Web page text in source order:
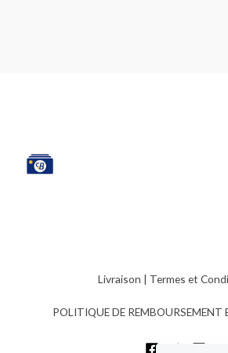
Livraison | Termes et
POLITIQUE DE REMBOURSEMENT